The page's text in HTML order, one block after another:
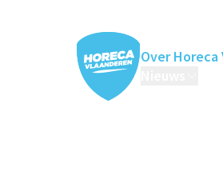
Over